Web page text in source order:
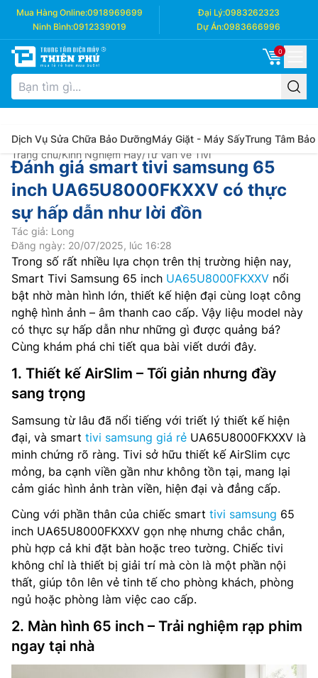
Mua Hàng Online:0918969699 Đại Lý:0983262323
Ninh Bình:0912339019 Dự Án:0983666996
0
Dịch Vụ Sửa Chữa Bảo DưỡngMáy Giặt - Máy SấyTrung Tâm Bảo
Trang chủ/Kinh Nghiệm Hay/Tư Vấn về Tivi
Đánh giá smart tivi samsung 65
inch UA65U8000FKXXV có thực
sự hấp dẫn như lời đồn
Tác giả: Long
Đăng ngày: 20/07/2025, lúc 16:28
Trong số rất nhiều lựa chọn trên thị trường hiện nay,
Smart Tivi Samsung 65 inch UA65U8000FKXXV nổi
bật nhờ màn hình lớn, thiết kế hiện đại cùng loạt công
nghệ hình ảnh – âm thanh cao cấp. Vậy liệu model này
có thực sự hấp dẫn như những gì được quảng bá?
Cùng khám phá chi tiết qua bài viết dưới đây.
1. Thiết kế AirSlim – Tối giản nhưng đầy
sang trọng
Samsung từ lâu đã nổi tiếng với triết lý thiết kế hiện
đại, và smart tivi samsung giá rẻ UA65U8000FKXXV là
minh chứng rõ ràng. Tivi sở hữu thiết kế AirSlim cực
mỏng, ba cạnh viền gần như không tồn tại, mang lại
cảm giác hình ảnh tràn viền, hiện đại và đẳng cấp.
Cùng với phần thân của chiếc smart tivi samsung 65
inch UA65U8000FKXXV gọn nhẹ nhưng chắc chắn,
phù hợp cả khi đặt bàn hoặc treo tường. Chiếc tivi
không chỉ là thiết bị giải trí mà còn là một phần nội
thất, giúp tôn lên vẻ tinh tế cho phòng khách, phòng
ngủ hoặc phòng làm việc cao cấp.
2. Màn hình 65 inch – Trải nghiệm rạp phim
ngay tại nhà